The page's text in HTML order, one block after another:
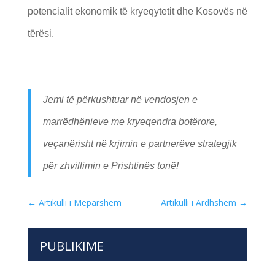
potencialit ekonomik të kryeqytetit dhe Kosovës në
tërësi.
Jemi të përkushtuar në vendosjen e
marrëdhënieve me kryeqendra botërore,
veçanërisht në krjimin e partnerëve strategjik
për zhvillimin e Prishtinës tonë!
← Artikulli i Mëparshëm Artikulli i Ardhshëm →
PUBLIKIME